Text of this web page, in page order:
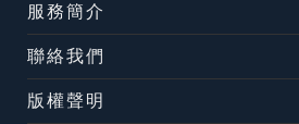
服務簡介
聯絡我們
版權聲明